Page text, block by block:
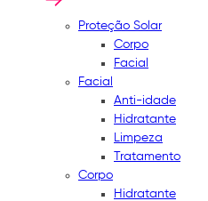
Proteção Solar
Corpo
Facial
Facial
Anti-idade
Hidratante
Limpeza
Tratamento
Corpo
Hidratante